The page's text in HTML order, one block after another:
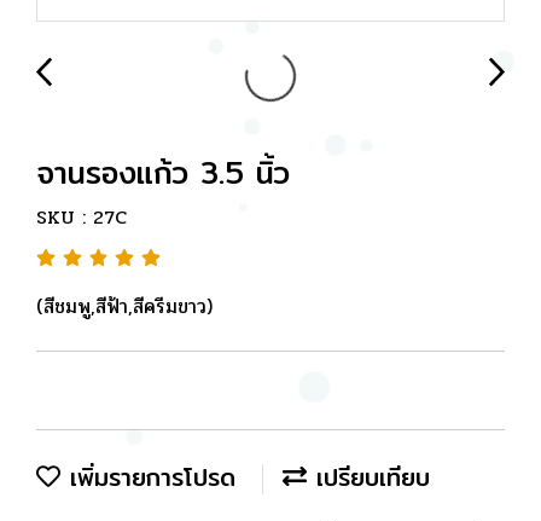
จานรองแก้ว 3.5 นิ้ว
SKU : 27C
(สีชมพู,สีฟ้า,สีครีมขาว)
เพิ่มรายการโปรด เปรียบเทียบ